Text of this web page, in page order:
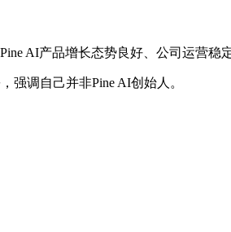
AI产品增长态势良好、公司运营稳
强调自己并非Pine AI创始人。